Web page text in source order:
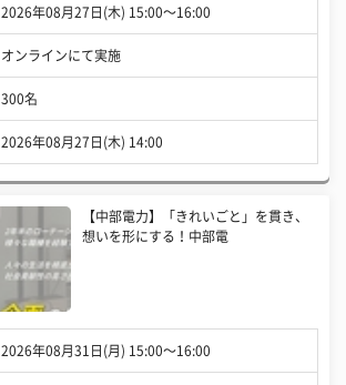
2026年08月27日(木) 15:00〜16:00
オンラインにて実施
300名
2026年08月27日(木) 14:00
【中部電力】「きれいごと」を貫き、
想いを形にする！中部電
2026年08月31日(月) 15:00〜16:00